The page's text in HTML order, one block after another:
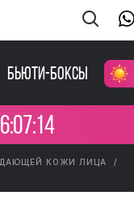
Бьюти-боксы
КОЖИ ЛИЦА